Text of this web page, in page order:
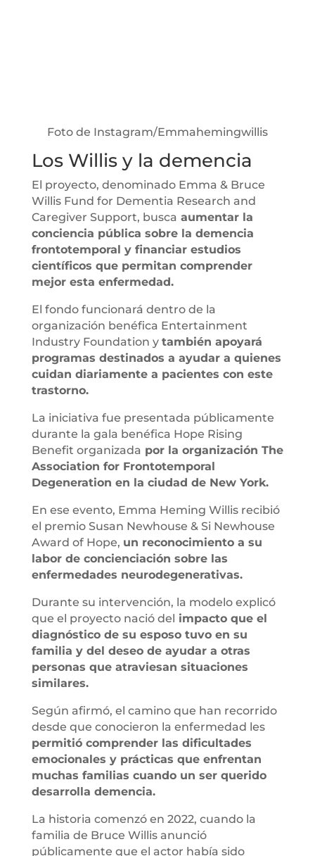
Foto de Instagram/Emmahemingwillis
Los Willis y la demencia
El proyecto, denominado Emma & Bruce
Willis Fund for Dementia Research and
Caregiver Support, busca aumentar la
conciencia pública sobre la demencia
frontotemporal y financiar estudios
científicos que permitan comprender
mejor esta enfermedad.
El fondo funcionará dentro de la
organización benéfica Entertainment
Industry Foundation y también apoyará
programas destinados a ayudar a quienes
cuidan diariamente a pacientes con este
trastorno.
La iniciativa fue presentada públicamente
durante la gala benéfica Hope Rising
Benefit organizada por la organización The
Association for Frontotemporal
Degeneration en la ciudad de New York.
En ese evento, Emma Heming Willis recibió
el premio Susan Newhouse & Si Newhouse
Award of Hope, un reconocimiento a su
labor de concienciación sobre las
enfermedades neurodegenerativas.
Durante su intervención, la modelo explicó
que el proyecto nació del impacto que el
diagnóstico de su esposo tuvo en su
familia y del deseo de ayudar a otras
personas que atraviesan situaciones
similares.
Según afirmó, el camino que han recorrido
desde que conocieron la enfermedad les
permitió comprender las dificultades
emocionales y prácticas que enfrentan
muchas familias cuando un ser querido
desarrolla demencia.
La historia comenzó en 2022, cuando la
familia de Bruce Willis anunció
públicamente que el actor había sido